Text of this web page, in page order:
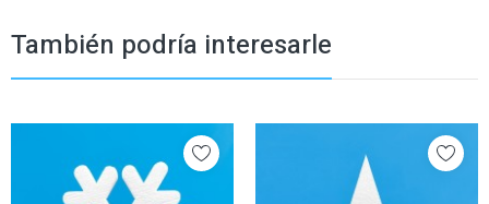
También podría interesarle